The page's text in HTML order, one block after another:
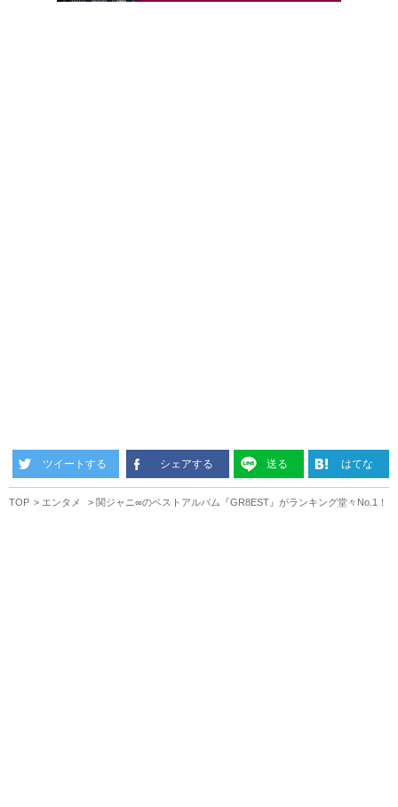
ツイートする シェアする 送る はてな
TOP エンタメ 関ジャニ∞のベストアルバム『GR8EST』がランキング堂々No.1！